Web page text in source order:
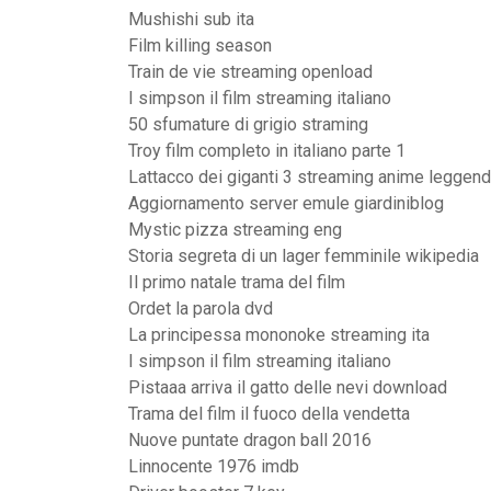
Mushishi sub ita
Film killing season
Train de vie streaming openload
I simpson il film streaming italiano
50 sfumature di grigio straming
Troy film completo in italiano parte 1
Lattacco dei giganti 3 streaming anime
Aggiornamento server emule giardiniblog
Mystic pizza streaming eng
Storia segreta di un lager femminile wikipedia
Il primo natale trama del film
Ordet la parola dvd
La principessa mononoke streaming ita
I simpson il film streaming italiano
Pistaaa arriva il gatto delle nevi download
Trama del film il fuoco della vendetta
Nuove puntate dragon ball 2016
Linnocente 1976 imdb